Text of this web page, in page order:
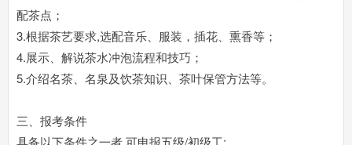
配茶点；
3.根据茶艺要求,选配音乐、服装，插花、熏香等；
4.展示、解说茶水冲泡流程和技巧；
5.介绍名茶、名泉及饮茶知识、茶叶保管方法等。
三、报考条件
具备以下条件之一者,可申报五级/初级工: